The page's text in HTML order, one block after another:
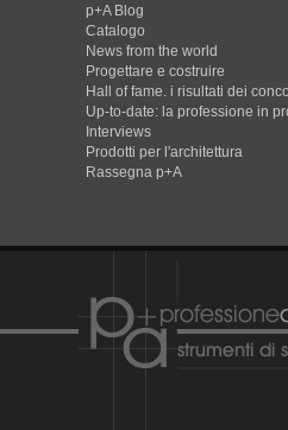
p+A Blog
Catalogo
News from the world
Progettare e costruire
Hall of fame. i risultati dei
Up-to-date: la professione in
Interviews
Prodotti per l'architettura
Rassegna p+A